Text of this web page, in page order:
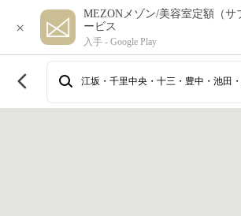
×
MEZONメゾン/美容室定額（サ
ービス
入手 - Google Play
このエリアで再検索する